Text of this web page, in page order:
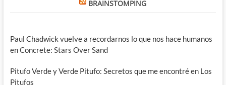
BRAINSTOMPING
Paul Chadwick vuelve a recordarnos lo que nos hace humanos
en Concrete: Stars Over Sand
Pitufo Verde y Verde Pitufo: Secretos que me encontré en Los
Pitufos